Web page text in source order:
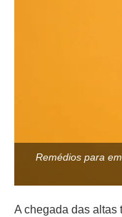
Remédios para
A chegada das altas